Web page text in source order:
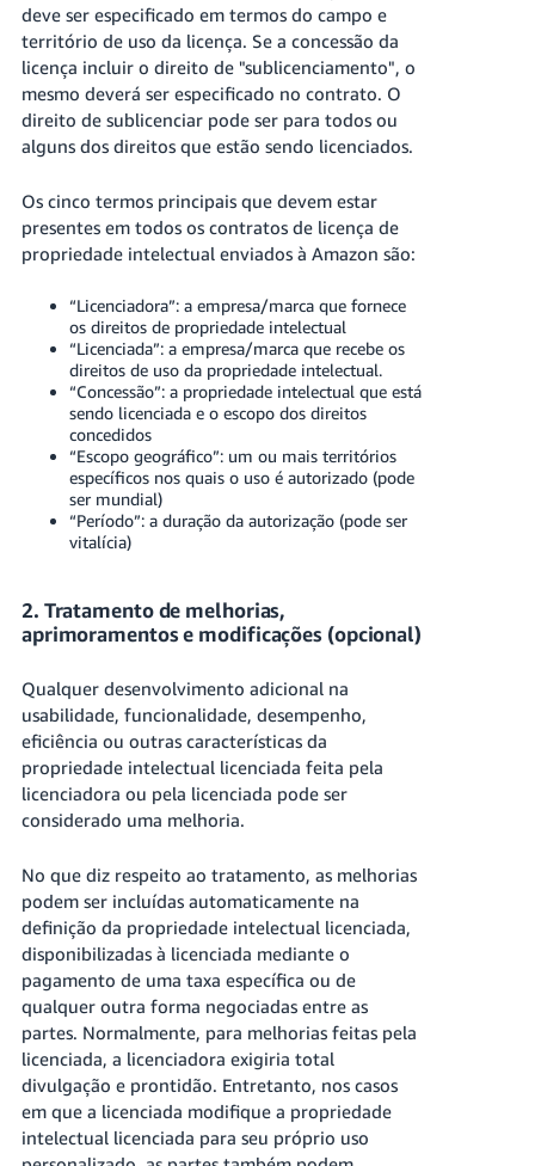
deve ser especificado em termos do campo e
território de uso da licença. Se a concessão da
licença incluir o direito de "sublicenciamento", o
mesmo deverá ser especificado no contrato. O
direito de sublicenciar pode ser para todos ou
alguns dos direitos que estão sendo licenciados.
Os cinco termos principais que devem estar
presentes em todos os contratos de licença de
propriedade intelectual enviados à Amazon são:
“Licenciadora”: a empresa/marca que fornece
os direitos de propriedade intelectual
“Licenciada”: a empresa/marca que recebe os
direitos de uso da propriedade intelectual.
“Concessão”: a propriedade intelectual que está
sendo licenciada e o escopo dos direitos
concedidos
“Escopo geográfico”: um ou mais territórios
específicos nos quais o uso é autorizado (pode
ser mundial)
“Período”: a duração da autorização (pode ser
vitalícia)
2. Tratamento de melhorias,
aprimoramentos e modificações (opcional)
Qualquer desenvolvimento adicional na
usabilidade, funcionalidade, desempenho,
eficiência ou outras características da
propriedade intelectual licenciada feita pela
licenciadora ou pela licenciada pode ser
considerado uma melhoria.
No que diz respeito ao tratamento, as melhorias
podem ser incluídas automaticamente na
definição da propriedade intelectual licenciada,
disponibilizadas à licenciada mediante o
pagamento de uma taxa específica ou de
qualquer outra forma negociadas entre as
partes. Normalmente, para melhorias feitas pela
licenciada, a licenciadora exigiria total
divulgação e prontidão. Entretanto, nos casos
em que a licenciada modifique a propriedade
intelectual licenciada para seu próprio uso